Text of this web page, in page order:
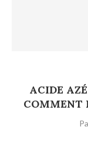
ACIDE
COMMENT